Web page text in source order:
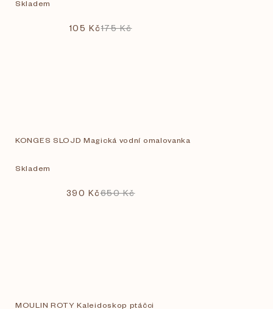
Skladem
105 Kč175 Kč
KONGES SLOJD Magická vodní omalovanka
Skladem
390 Kč650 Kč
MOULIN ROTY Kaleidoskop ptáčci